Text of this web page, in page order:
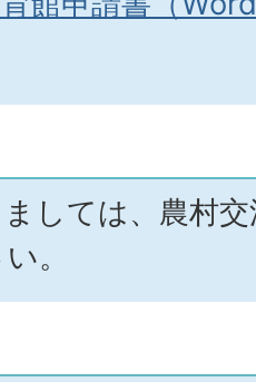
しては、農村
。